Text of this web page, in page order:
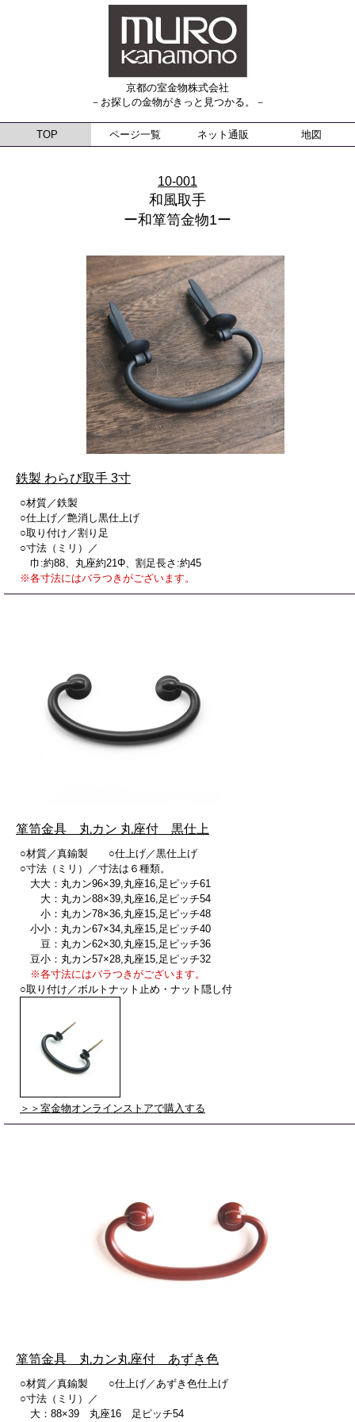
京都の室金物株式会社
－お探しの金物がきっと見つかる。－
TOP ページ一覧 ネット通販 地図
10-001
和風取手
ー和箪笥金物1ー
鉄製 わらび取手 3寸
○材質／鉄製
○仕上げ／艶消し黒仕上げ
○取り付け／割り足
○寸法（ミリ）／
巾:約88、丸座約21Φ、割足長さ:約45
※各寸法にはバラつきがございます。
箪笥金具 丸カン 丸座付 黒仕上
○材質／真鍮製 ○仕上げ／黒仕上げ
○寸法（ミリ）／寸法は６種類。
大大：丸カン96×39,丸座16,足ピッチ61
大：丸カン88×39,丸座16,足ピッチ54
小：丸カン78×36,丸座15,足ピッチ48
小小：丸カン67×34,丸座15,足ピッチ40
豆：丸カン62×30,丸座15,足ピッチ36
豆小：丸カン57×28,丸座15,足ピッチ32
※各寸法にはバラつきがございます。
○取り付け／ボルトナット止め・ナット隠し付
＞＞室金物オンラインストアで購入する
箪笥金具 丸カン丸座付 あずき色
○材質／真鍮製 ○仕上げ／あずき色仕上げ
○寸法（ミリ）／
大：88×39 丸座16 足ピッチ54